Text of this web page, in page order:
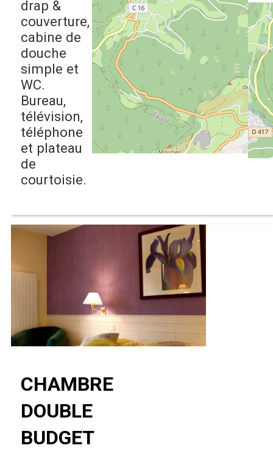
drap &
couverture,
cabine de
douche
simple et
WC.
Bureau,
télévision,
téléphone
et plateau
de
courtoisie.
CHAMBRE
DOUBLE
BUDGET